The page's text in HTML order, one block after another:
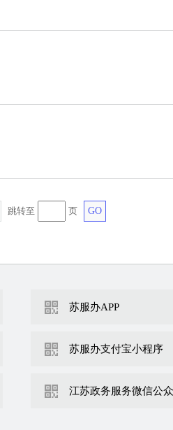
跳转至 页 GO
苏服办APP
苏服办支付宝小程序
江苏政务服务微信公